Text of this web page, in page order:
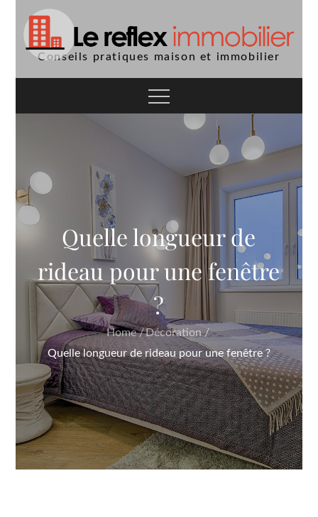
content
Conseils pratiques maison et immobilier
Quelle longueur de
rideau pour une fenêtre
?
Home
Décoration
Quelle longueur de rideau pour une fenêtre ?